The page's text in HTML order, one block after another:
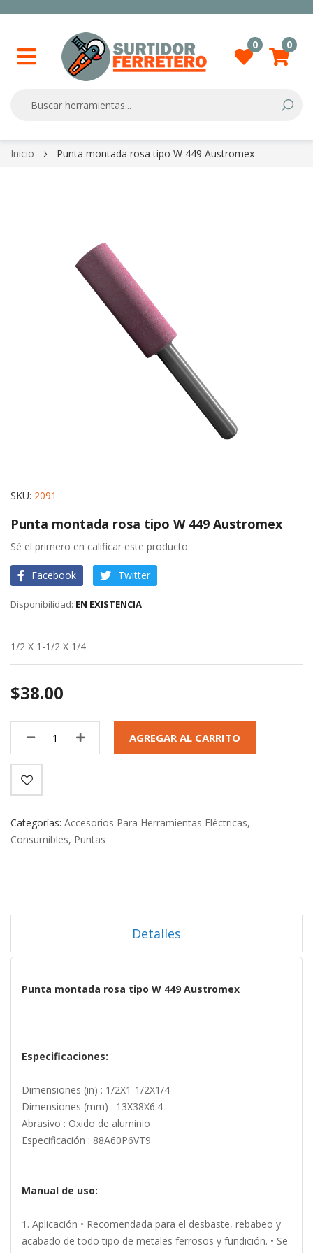
0 0
Skip
Inicio Punta montada rosa tipo W 449 Austromex
Skip
the
beginning
of
the
gallery
SKU 2091
Punta montada rosa tipo W 449 Austromex
Sé el primero en calificar este producto
Facebook Twitter
EN EXISTENCIA
1/2 X 1-1/2 X 1/4
$38.00
AGREGAR AL CARRITO
Categorías: Accesorios Para Herramientas Eléctricas,
Consumibles, Puntas
Detalles
Punta montada rosa tipo W 449 Austromex
Especificaciones:
Dimensiones (in) : 1/2X1-1/2X1/4
Dimensiones (mm) : 13X38X6.4
Abrasivo : Oxido de aluminio
Especificación : 88A60P6VT9
Manual de uso:
1. Aplicación • Recomendada para el desbaste, rebabeo y
acabado de todo tipo de metales ferrosos y fundición. • Se